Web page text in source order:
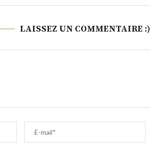
LAISSEZ UN COMMENTAIRE :)